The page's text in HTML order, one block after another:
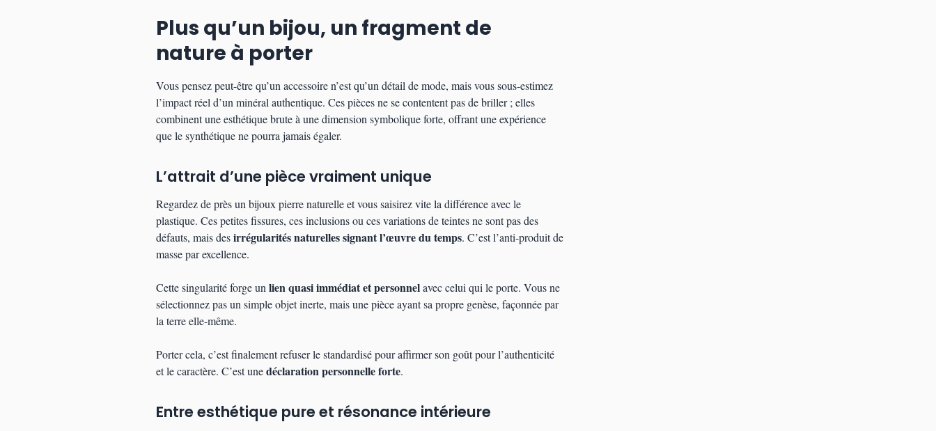
Plus qu’un bijou, un fragment de
nature à porter
Vous pensez peut-être qu’un accessoire n’est qu’un détail de mode, mais vous sous-estimez
l’impact réel d’un minéral authentique. Ces pièces ne se contentent pas de briller ; elles
combinent une esthétique brute à une dimension symbolique forte, offrant une expérience
que le synthétique ne pourra jamais égaler.
L’attrait d’une pièce vraiment unique
Regardez de près un bijoux pierre naturelle et vous saisirez vite la différence avec le
plastique. Ces petites fissures, ces inclusions ou ces variations de teintes ne sont pas des
défauts, mais desirrégularités naturelles signant l’œuvre du temps. C’est l’anti-produit de
masse par excellence.
Cette singularité forge unlien quasi immédiat et personnelavec celui qui le porte. Vous ne
sélectionnez pas un simple objet inerte, mais une pièce ayant sa propre genèse, façonnée par
la terre elle-même.
Porter cela, c’est finalement refuser le standardisé pour affirmer son goût pour l’authenticité
et le caractère. C’est unedéclaration personnelle forte.
Entre esthétique pure et résonance intérieure